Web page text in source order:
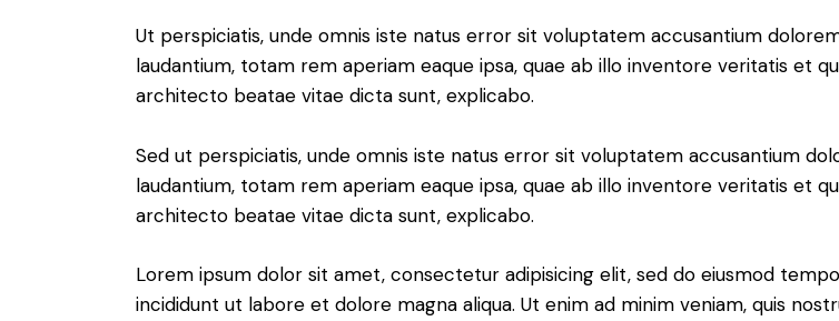
Ut perspiciatis, unde omnis iste natus error sit voluptatem accusantium
laudantium, totam rem aperiam eaque ipsa, quae ab illo inventore veritatis et
architecto beatae vitae dicta sunt, explicabo.
Sed ut perspiciatis, unde omnis iste natus error sit voluptatem accusantium
laudantium, totam rem aperiam eaque ipsa, quae ab illo inventore veritatis et
architecto beatae vitae dicta sunt, explicabo.
Lorem ipsum dolor sit amet, consectetur adipisicing elit, sed do eiusmod
incididunt ut labore et dolore magna aliqua. Ut enim ad minim veniam, quis